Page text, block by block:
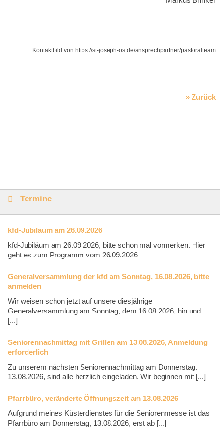
Kontaktbild von https://st-joseph-os.de/ansprechpartner/pastoralteam
» Zurück
Termine
kfd-Jubiläum am 26.09.2026
kfd-Jubiläum am 26.09.2026, bitte schon mal vormerken. Hier
geht es zum Programm vom 26.09.2026
Generalversammlung der kfd am Sonntag, 16.08.2026, bitte
anmelden
Wir weisen schon jetzt auf unsere diesjährige
Generalversammlung am Sonntag, dem 16.08.2026, hin und
[...]
Seniorennachmittag mit Grillen am 13.08.2026, Anmeldung
erforderlich
Zu unserem nächsten Seniorennachmittag am Donnerstag,
13.08.2026, sind alle herzlich eingeladen. Wir beginnen mit [...]
Pfarrbüro, veränderte Öffnungszeit am 13.08.2026
Aufgrund meines Küsterdienstes für die Seniorenmesse ist das
Pfarrbüro am Donnerstag, 13.08.2026, erst ab [...]